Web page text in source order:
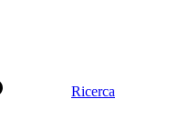
Ricerca